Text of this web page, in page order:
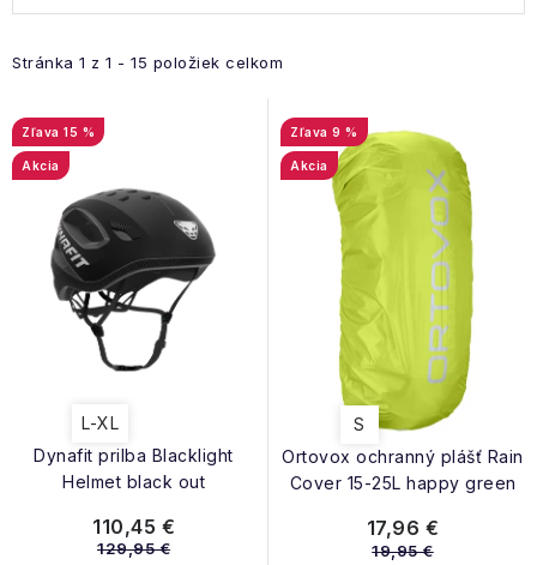
p
s
p
Stránka 1 z 1 - 15 položiek celkom
e
i
e
Dynafit prilba Blacklight
Helmet black out
15 %
Akcia
L-XL
110,45 €
129,95 €
Ortovox ochranný plášť Rain
Cover 15-25L happy green
9 %
Akcia
S
17,96 €
19,95 €